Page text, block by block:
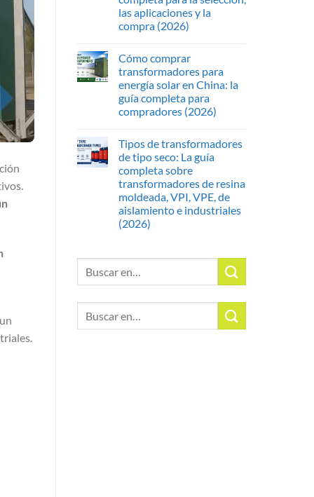
las aplicaciones y la
compra (2026)
Cómo comprar
transformadores para
energía solar en China: la
guía completa para
compradores (2026)
Tipos de transformadores
de tipo seco: La guía
completa sobre
transformadores de resina
moldeada, VPI, VPE, de
aislamiento e industriales
(2026)